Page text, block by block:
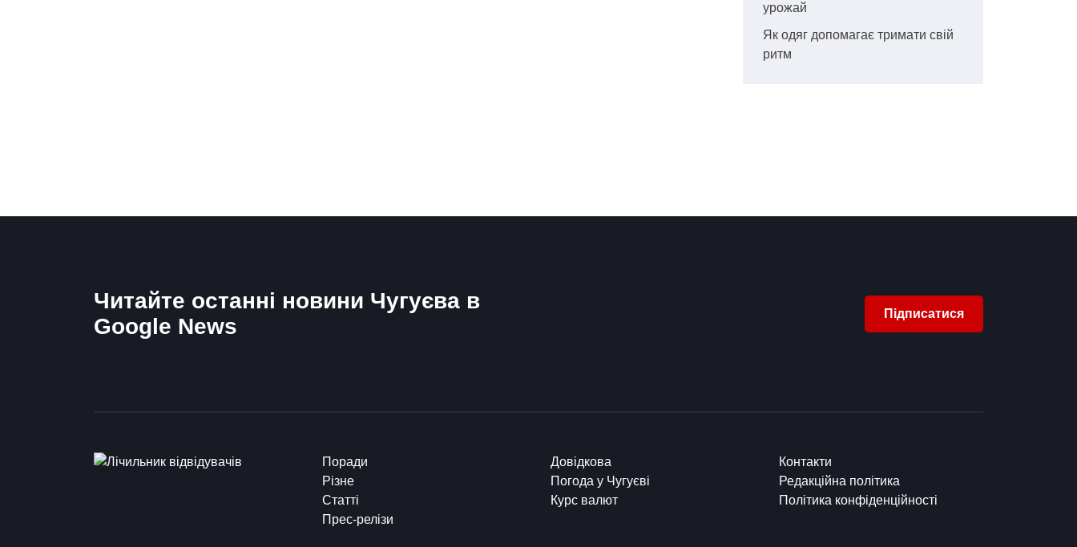
урожай
Як одяг допомагає тримати свій
ритм
Читайте останні новини Чугуєва в
Google News
Підписатися
Поради
Різне
Статті
Прес-релізи
Довідкова
Погода у Чугуєві
Курс валют
Контакти
Редакційна політика
Політика конфіденційності